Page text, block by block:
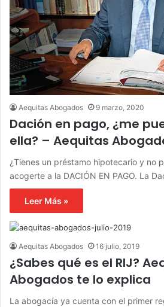
Aequitas Abogados 9 marzo, 2020
Dación en pago, ¿me
ella? – Aequitas
¿Tienes un préstamo hipotecario y no
acogerte a la DACIÓN EN PAGO. La
Leer Más »
Aequitas Abogados 16 julio, 2019
¿Sabes qué es el RIJ?
Abogados te lo explica
La abogacía ya cuenta con el primer